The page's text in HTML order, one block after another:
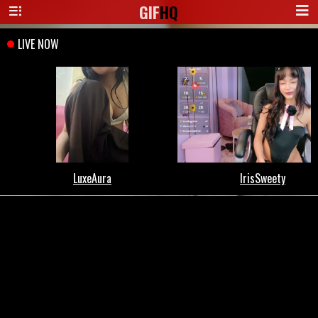
GIFHQ